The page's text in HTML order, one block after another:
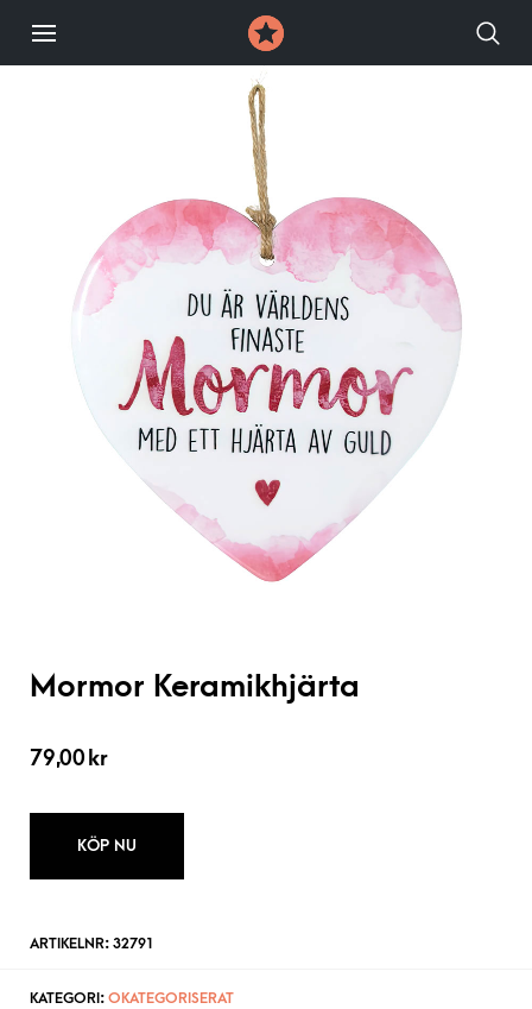
Mormor Keramikhjärta
79,00 kr
KÖP NU
ARTIKELNR: 32791
KATEGORI: OKATEGORISERAT